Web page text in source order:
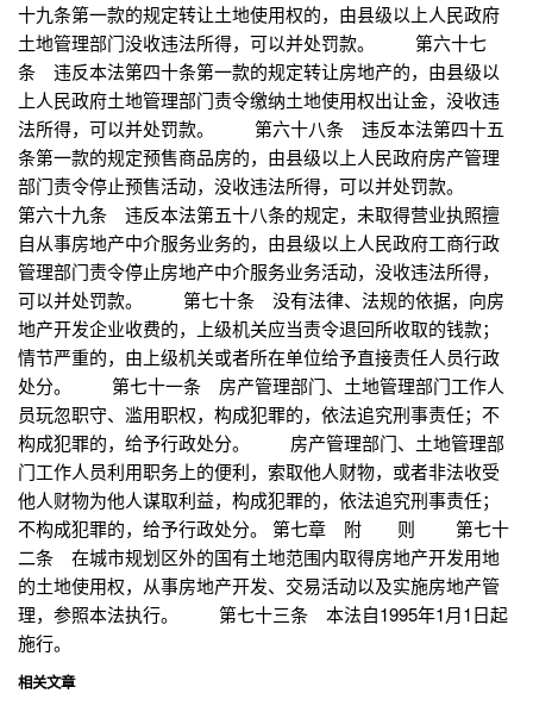
十九条第一款的规定转让土地使用权的，由县级以上人民政府
土地管理部门没收违法所得，可以并处罚款。 第六十七
条 违反本法第四十条第一款的规定转让房地产的，由县级以
上人民政府土地管理部门责令缴纳土地使用权出让金，没收违
法所得，可以并处罚款。 第六十八条 违反本法第四十五
条第一款的规定预售商品房的，由县级以上人民政府房产管理
部门责令停止预售活动，没收违法所得，可以并处罚款。
第六十九条 违反本法第五十八条的规定，未取得营业执照擅
自从事房地产中介服务业务的，由县级以上人民政府工商行政
管理部门责令停止房地产中介服务业务活动，没收违法所得，
可以并处罚款。 第七十条 没有法律、法规的依据，向房
地产开发企业收费的，上级机关应当责令退回所收取的钱款；
情节严重的，由上级机关或者所在单位给予直接责任人员行政
处分。 第七十一条 房产管理部门、土地管理部门工作人
员玩忽职守、滥用职权，构成犯罪的，依法追究刑事责任；不
构成犯罪的，给予行政处分。 房产管理部门、土地管理部
门工作人员利用职务上的便利，索取他人财物，或者非法收受
他人财物为他人谋取利益，构成犯罪的，依法追究刑事责任；
不构成犯罪的，给予行政处分。 第七章 附 则 第七十
二条 在城市规划区外的国有土地范围内取得房地产开发用地
的土地使用权，从事房地产开发、交易活动以及实施房地产管
理，参照本法执行。 第七十三条 本法自1995年1月1日起
施行。
相关文章